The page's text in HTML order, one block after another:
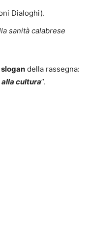
Dialoghi).
sanità calabrese
della rassegna:
alla cultura”.